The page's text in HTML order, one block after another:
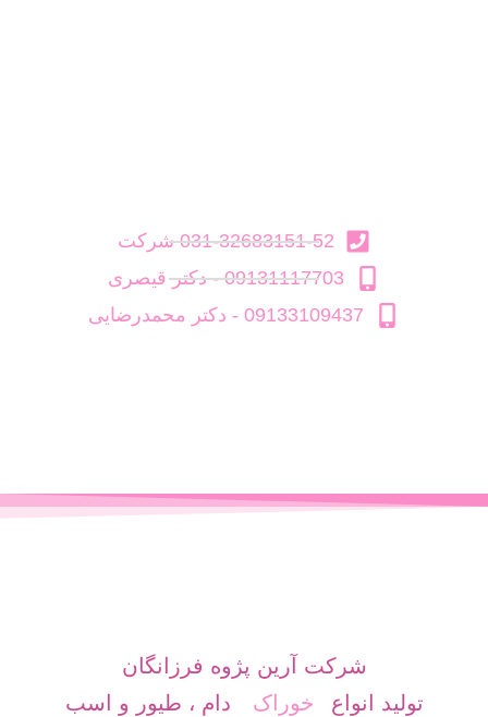
031-32683151-52 شرکت
09131117703 - دکتر قیصری
09133109437 - دکتر محمدرضایی
شرکت آرین پژوه فرزانگان
تولید انواع
خوراک دام ، طیور و اسب